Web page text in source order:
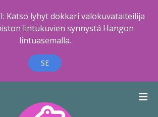
Katso lyhyt dokkari valokuvataiteilija
lintukuvien synnystä Hangon
lintuasemalla.
SE